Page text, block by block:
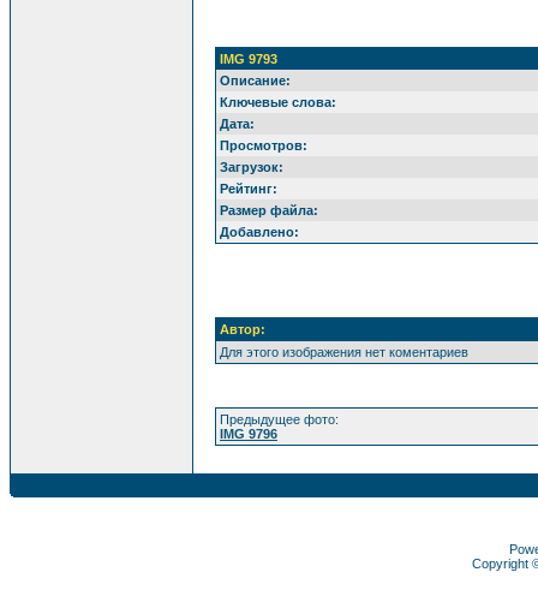
IMG 9793
Описание:
Ключевые слова:
Дата:
Просмотров:
Загрузок:
Рейтинг:
Размер файла:
Добавлено:
Автор:
Для этого изображения нет коментариев
Предыдущее фото:
IMG 9796
Copyright